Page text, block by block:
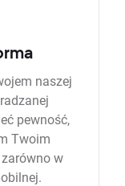
naszej
pewność,
Twoim
w